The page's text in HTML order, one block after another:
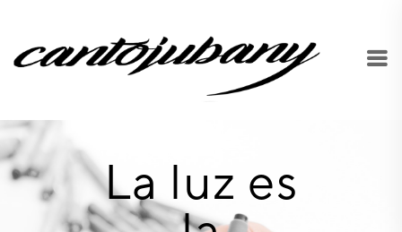
La luz es